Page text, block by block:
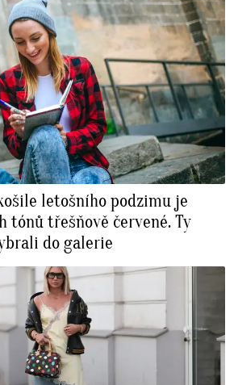
letošního podzimu je
tónů třešňově červené. Ty
do galerie